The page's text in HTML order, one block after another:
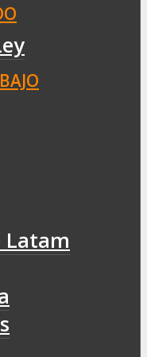
Latam